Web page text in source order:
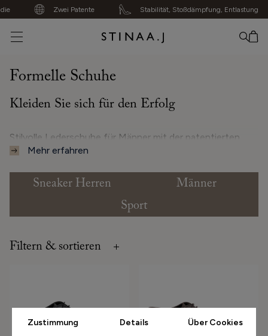
Zustimmung Details Über Cookies
Zwei Patente Stabilität, Stoßdämpfung, Entlastung
Kein Artikel hinzugefügt
Formelle Schuhe
Kleiden Sie sich für den Erfolg
Stilvolle Lederschuhe für Männer mit der patentierten
orthopädischen Technologie von Stinaa.J. Unterstützen
alle Arten von Fußgewölben an.
✔ Herausnehmbare orthopädische Einlegesohlen
Mehr erfahren
Sneaker Herren
Männer
Sport
Filtern & sortieren